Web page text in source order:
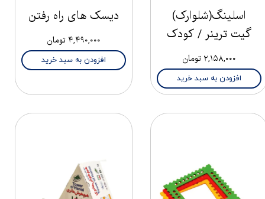
اسلینگ(شلوارک)
گیت ترینر / کودک
۲,۱۵۸,۰۰۰ تومان
افزودن به سبد خرید
دیسک های راه رفتن
۴,۴۹۰,۰۰۰ تومان
افزودن به سبد خرید